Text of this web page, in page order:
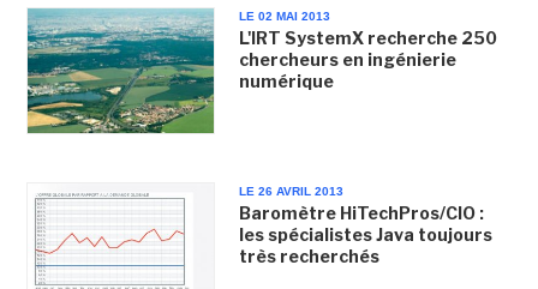
LE 02 MAI 2013
L'IRT SystemX recherche 250
chercheurs en ingénierie
numérique
LE 26 AVRIL 2013
Baromètre HiTechPros/CIO :
les spécialistes Java toujours
très recherchés